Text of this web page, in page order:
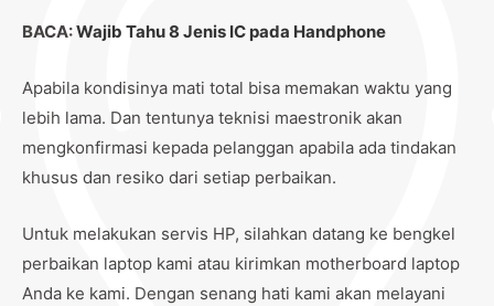
BACA:Wajib Tahu 8 Jenis IC pada Handphone
Apabila kondisinya mati total bisa memakan waktu yang
lebih lama. Dan tentunya teknisi maestronik akan
mengkonfirmasi kepada pelanggan apabila ada tindakan
khusus dan resiko dari setiap perbaikan.
Untuk melakukan servis HP, silahkan datang ke bengkel
perbaikan laptop kami atau kirimkan motherboard laptop
Anda ke kami. Dengan senang hati kami akan melayani